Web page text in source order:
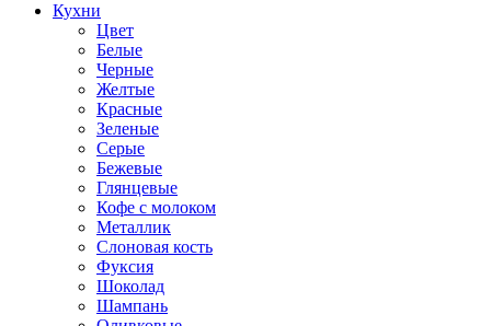
Кухни
Цвет
Белые
Черные
Желтые
Красные
Зеленые
Серые
Бежевые
Глянцевые
Кофе с молоком
Металлик
Слоновая кость
Фуксия
Шоколад
Шампань